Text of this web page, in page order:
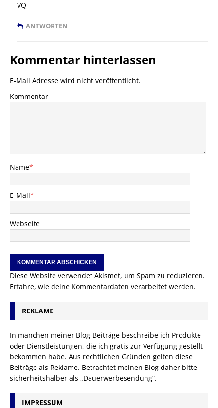
VQ
ANTWORTEN
Kommentar hinterlassen
E-Mail Adresse wird nicht veröffentlicht.
Kommentar
Name*
E-Mail*
Webseite
Diese Website verwendet Akismet, um Spam zu reduzieren.
Erfahre, wie deine Kommentardaten verarbeitet werden.
REKLAME
In manchen meiner Blog-Beiträge beschreibe ich Produkte
oder Dienstleistungen, die ich gratis zur Verfügung gestellt
bekommen habe. Aus rechtlichen Gründen gelten diese
Beiträge als Reklame. Betrachtet meinen Blog daher bitte
sicherheitshalber als „Dauerwerbesendung“.
IMPRESSUM